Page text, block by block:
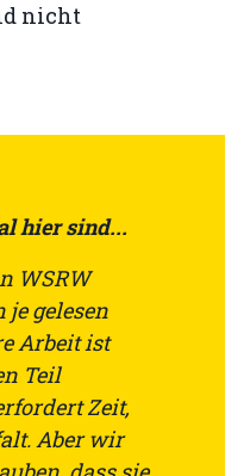
nicht
hier sind...
WSRW
gelesen
Arbeit ist
Teil
Zeit,
Aber wir